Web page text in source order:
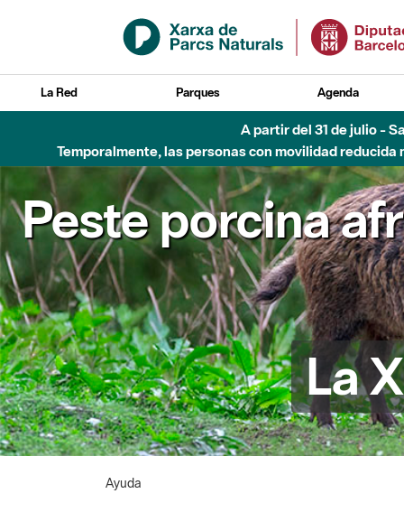
Saltar al contenido principal
La Red Parques Agenda
A partir del 31 de julio -
Temporalmente, las personas con movilidad
Peste porcina
La
Ayuda